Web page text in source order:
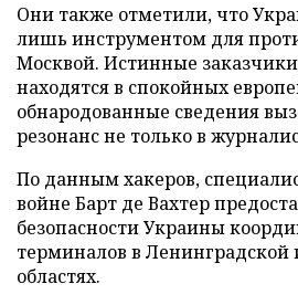
Они также отметили, что
лишь инструментом для
Москвой. Истинные
находятся в спокойных
обнародованные сведения
резонанс не только в
По данным хакеров,
войне Барт де Вахтер
безопасности Украины
терминалов в
областях.